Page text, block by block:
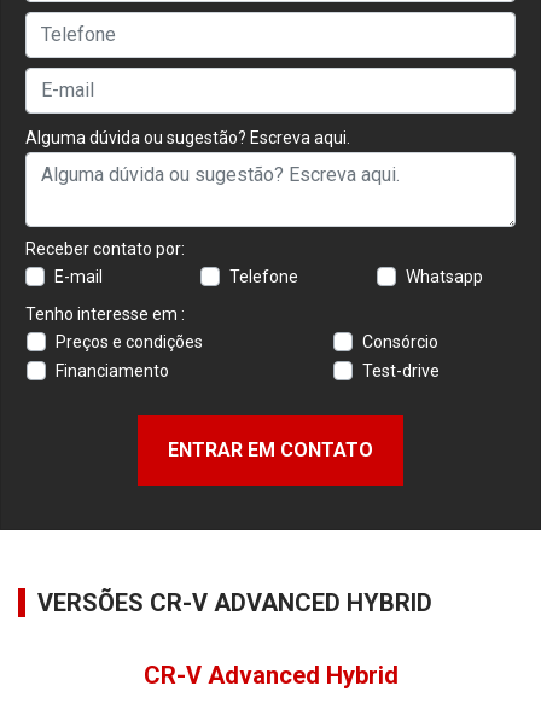
Alguma dúvida ou sugestão? Escreva aqui.
Receber contato por:
E-mail
Telefone
Whatsapp
Tenho interesse em :
Preços e condições
Consórcio
Financiamento
Test-drive
ENTRAR EM CONTATO
VERSÕES CR-V ADVANCED HYBRID
CR-V Advanced Hybrid